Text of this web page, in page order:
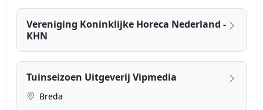
Vereniging Koninklijke Horeca Nederland -
KHN
Tuinseizoen Uitgeverij Vipmedia
Breda